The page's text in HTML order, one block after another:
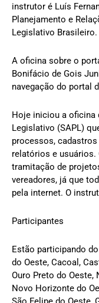
instrutor é Luís
Planejamento e
Legislativo Brasileiro.
A oficina sobre o
Bonifácio de Gois
navegação do portal
Hoje iniciou a oficina
Legislativo (SAPL)
processos,
relatórios e usuários.
tramitação de
vereadores, já que
pela internet. O
Participantes
Estão participando
do Oeste, Cacoal,
Ouro Preto do Oeste,
Novo Horizonte do